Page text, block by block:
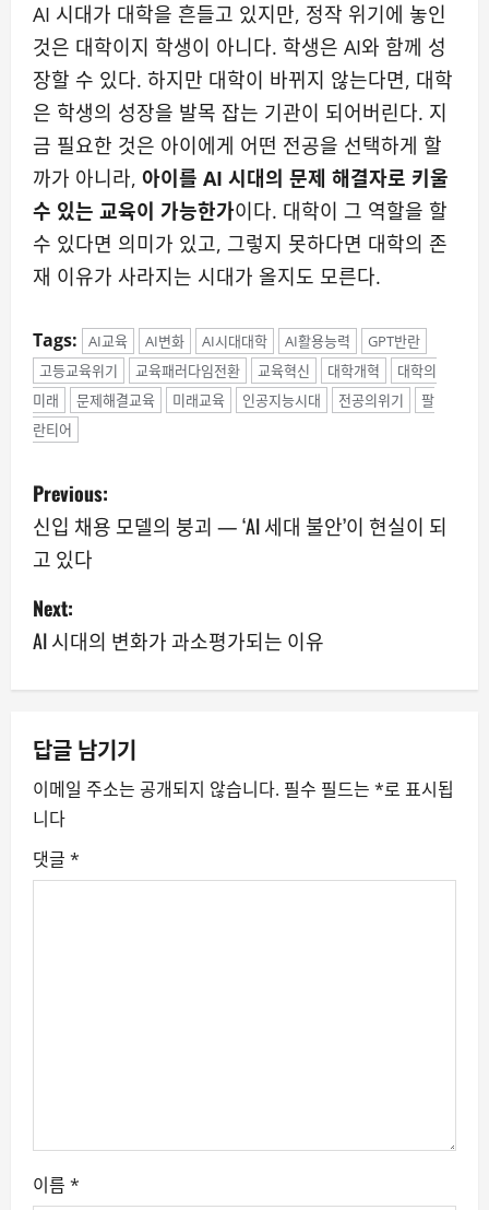
AI 시대가 대학을 흔들고 있지만, 정작 위기에 놓인
것은 대학이지 학생이 아니다. 학생은 AI와 함께 성
장할 수 있다. 하지만 대학이 바뀌지 않는다면, 대학
은 학생의 성장을 발목 잡는 기관이 되어버린다. 지
금 필요한 것은 아이에게 어떤 전공을 선택하게 할
까가 아니라, 아이를 AI 시대의 문제 해결자로 키울
수 있는 교육이 가능한가이다. 대학이 그 역할을 할
수 있다면 의미가 있고, 그렇지 못하다면 대학의 존
재 이유가 사라지는 시대가 올지도 모른다.
Tags: AI교육 AI변화 AI시대대학 AI활용능력
GPT반란
고등교육위기
교육패러다임전환 교육혁신 대학개혁
대학의
미래
문제해결교육 미래교육 인공지능시대 전공의위기
팔
란티어
P
o
s
t
n
v
i
g
a
Previous:
신입 채용 모델의 붕괴 — ‘AI 세대 불안’이 현실이 되
고 있다
Next:
AI 시대의 변화가 과소평가되는 이유
답글 남기기
이메일 주소는 공개되지 않습니다. 필수 필드는 *로 표시됩
니다
댓글 *
이름 *